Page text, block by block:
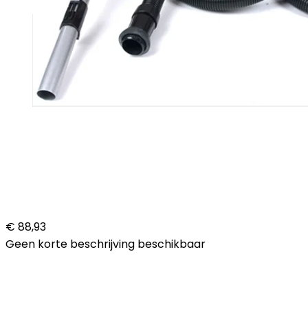
€ 88,93
Geen korte beschrijving beschikbaar